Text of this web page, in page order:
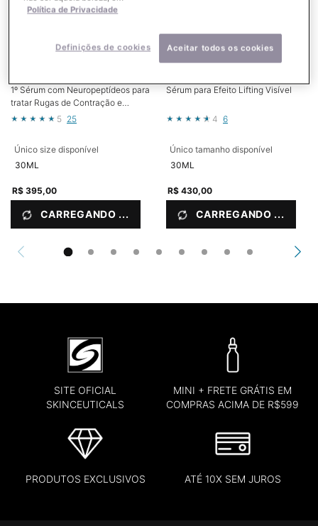
1º Sérum com Neuropeptídeos para
tratar Rugas de Contração e
Textura da Pele¹
5 25
Único size disponível
30ML
R$ 395,00
CARREGANDO ...
A.G.E. INTERRUPTER ULTRA
Sérum para Efeito Lifting Visível
4 6
Único tamanho disponível
30ML
R$ 430,00
CARREGANDO ...
SITE OFICIAL
SKINCEUTICALS
MINI + FRETE GRÁTIS EM
COMPRAS ACIMA DE R$599
PRODUTOS EXCLUSIVOS ATÉ 10X SEM JUROS
Política de Privacidade
Definições de cookies Aceitar todos os cookies